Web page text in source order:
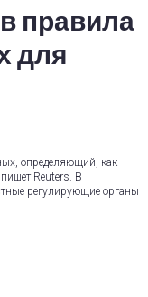
правила
для
определяющий, как
Reuters. В
регулирующие органы